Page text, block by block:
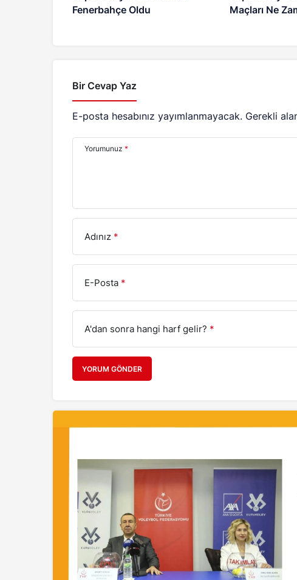
Fenerbahçe Oldu
Maçları Ne
Bir Cevap Yaz
E-posta hesabınız yayımlanmayacak. Gerekli
Yorumunuz *
Adınız *
E-Posta *
A'dan sonra hangi harf gelir? *
YORUM GÖNDER